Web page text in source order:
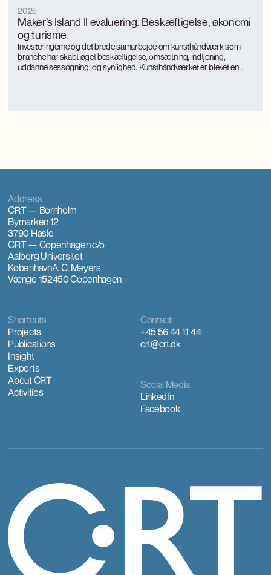
Maker’s Island II evaluering. Beskæftigelse, økonomi
og turisme.
2025
Investeringerne og det brede samarbejde om kunsthåndværk som
branche har skabt øget beskæftigelse, omsætning, indtjening,
uddannelsessøgning, og synlighed. Kunsthåndværket er blevet en
Contact
+45 56 44 11 44
crt@crt.dk
Shortcuts
Projects
Publications
Insight
Experts
About CRT
Activities
Social Media
LinkedIn
Facebook
Address
CRT — Bornholm
Bymarken 12
3790 Hasle
CRT — Copenhagenc/o
Aalborg Universitet
KøbenhavnA. C. Meyers
Vænge 152450 Copenhagen